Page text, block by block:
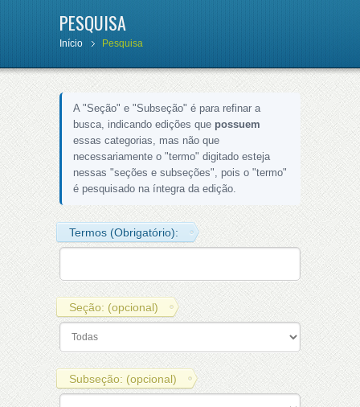
PESQUISA
Início Pesquisa
A "Seção" e "Subseção" é para refinar a
busca, indicando edições que possuem
essas categorias, mas não que
necessariamente o "termo" digitado esteja
nessas "seções e subseções", pois o "termo"
é pesquisado na íntegra da edição.
Termos (Obrigatório):
Seção: (opcional)
Subseção: (opcional)